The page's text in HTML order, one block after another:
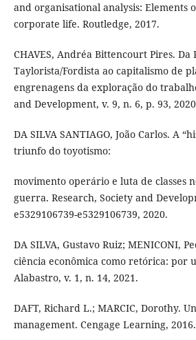
and organisational analysis: Elements
corporate life. Routledge, 2017.
CHAVES, Andréa Bittencourt Pires. Da
Taylorista/Fordista ao capitalismo de
engrenagens da exploração do
and Development, v. 9, n. 6, p. 93,
DA SILVA SANTIAGO, João Carlos. A
triunfo do toyotismo:
movimento operário e luta de classes
guerra. Research, Society and
e5329106739-e5329106739, 2020.
DA SILVA, Gustavo Ruiz; MENICONI,
ciência econômica como retórica: por
Alabastro, v. 1, n. 14, 2021.
DAFT, Richard L.; MARCIC, Dorothy.
management. Cengage Learning, 2016.